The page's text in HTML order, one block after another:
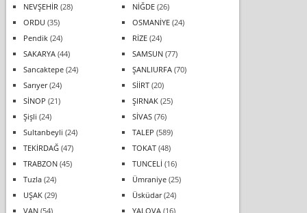
NEVŞEHİR (28) NİĞDE(26)
ORDU (35) OSMANİYE(24)
Pendik(24) RİZE(24)
SAKARYA(44) SAMSUN(77)
Sancaktepe(24) ŞANLIURFA(70)
Sarıyer(24) SİİRT(20)
SİNOP (21) ŞIRNAK(25)
Şişli (24) SİVAS(76)
Sultanbeyli (24) TALEP (589)
TEKİRDAĞ(47) TOKAT(48)
TRABZON(45) TUNCELİ (16)
Tuzla(24) Ümraniye(25)
UŞAK(29) Üsküdar(24)
VAN(54) YALOVA(16)